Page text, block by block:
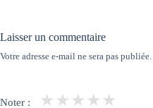
Laisser un commentaire
Votre adresse e-mail ne sera pas publiée.
Noter : ★
★
★
★
★